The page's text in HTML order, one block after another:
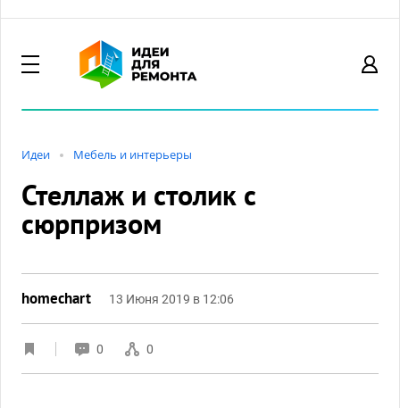
Идеи Мебель и интерьеры
Стеллаж и столик с
сюрпризом
homechart 13 Июня 2019 в 12:06
0 0